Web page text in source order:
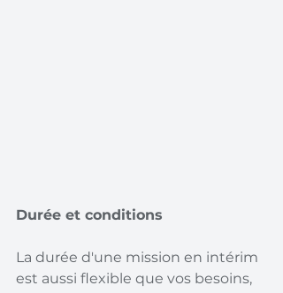
Durée et conditions
La durée d'une mission en intérim
est aussi flexible que vos besoins,